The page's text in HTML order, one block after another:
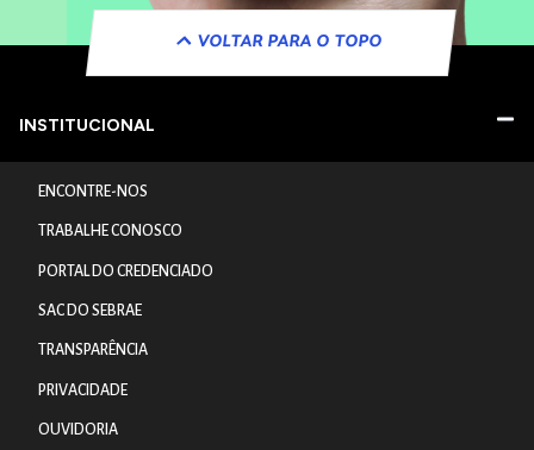
VOLTAR PARA O TOPO
INSTITUCIONAL
ENCONTRE-NOS
TRABALHE CONOSCO
PORTAL DO CREDENCIADO
SAC DO SEBRAE
TRANSPARÊNCIA
PRIVACIDADE
OUVIDORIA